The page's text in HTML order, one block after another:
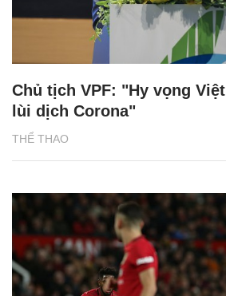
THỂ THAO
Chủ tịch VPF: "Hy vọng
lùi dịch Corona"